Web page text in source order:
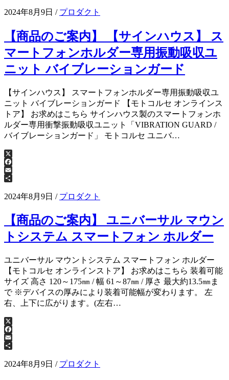
2024年8月9日 / プロダクト
【商品のご案内】 【サインハウス】 ス
マートフォンホルダー専用振動吸収ユ
ニット バイブレーションガード
【サインハウス】 スマートフォンホルダー専用振動吸収ユ
ニット バイブレーションガード 【モトコルセ オンラインス
トア】 お求めはこちら サインハウス製のスマートフォンホ
ルダー専用衝撃振動吸収ユニット「VIBRATION GUARD /
バイブレーションガード」 モトコルセ ユニバ…
X
Facebook
Email
有
2024年8月9日 / プロダクト
【商品のご案内】 ユニバーサル マウン
トシステム スマートフォン ホルダー
ユニバーサル マウントシステム スマートフォン ホルダー
【モトコルセ オンラインストア】 お求めはこちら 装着可能
サイズ 高さ 120～175㎜ / 幅 61～87㎜ / 厚さ 最大約13.5㎜ま
で ※デバイスの厚みにより装着可能幅が変わります。 左
右、上下に広がります。(左右…
X
Facebook
Email
有
2024年8月9日 / プロダクト